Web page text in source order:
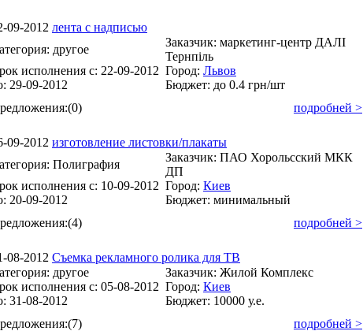
09-2012 лента с надписью
другое
Заказчик: маркетинг-центр ДАЛІ
Тернпіль
исполнения с: 22-09-2012 Город: Львов
29-09-2012 Бюджет: до 0.4 грн/шт
(0) подробней >
09-2012 изготовление листовки/плакаты
Полиграфия
Заказчик: ПАО Хорольсский МКК
ДП
исполнения с: 10-09-2012 Город: Киев
20-09-2012 Бюджет: минимальный
(4) подробней >
08-2012 Съемка рекламного ролика для ТВ
другое Заказчик: Жилой Комплекс
исполнения с: 05-08-2012 Город: Киев
31-08-2012 Бюджет: 10000 у.е.
(7) подробней >